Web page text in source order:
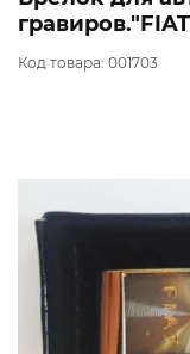
Код товара: 001703